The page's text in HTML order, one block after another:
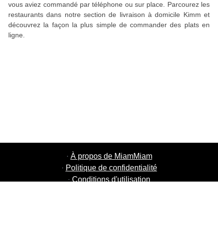
vous aviez commandé par téléphone ou sur place. Parcourez les
restaurants dans notre section de livraison à domicile Kimm et
découvrez la façon la plus simple de commander des plats en
ligne.
· À propos de MiamMiam
· Politique de confidentialité
· Conditions d'utilisation